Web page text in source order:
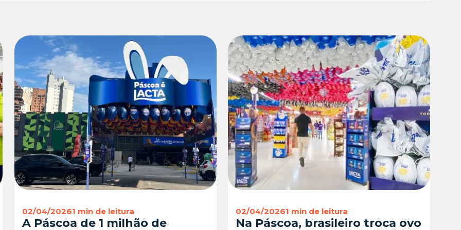
02/04/20261 min de leitura
A Páscoa de 1 milhão de
02/04/20261 min de leitura
Na Páscoa, brasileiro troca ovo